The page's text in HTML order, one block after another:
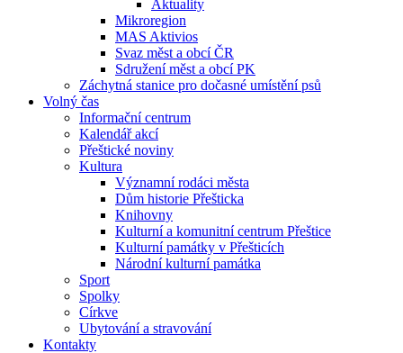
Aktuality
Mikroregion
MAS Aktivios
Svaz měst a obcí ČR
Sdružení měst a obcí PK
Záchytná stanice pro dočasné umístění psů
Volný čas
Informační centrum
Kalendář akcí
Přeštické noviny
Kultura
Významní rodáci města
Dům historie Přešticka
Knihovny
Kulturní a komunitní centrum Přeštice
Kulturní památky v Přešticích
Národní kulturní památka
Sport
Spolky
Církve
Ubytování a stravování
Kontakty